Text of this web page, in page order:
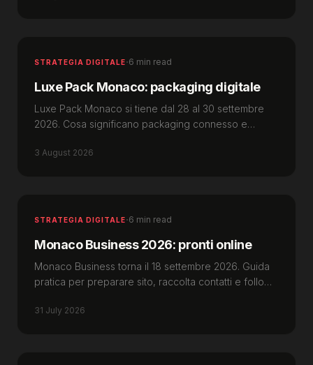
STRATEGIA DIGITALE·6 min read
Luxe Pack Monaco: packaging digitale
Luxe Pack Monaco si tiene dal 28 al 30 settembre
2026. Cosa significano packaging connesso e
3 August 2026
STRATEGIA DIGITALE·6 min read
Monaco Business 2026: pronti online
Monaco Business torna il 18 settembre 2026. Guida
pratica per preparare sito, raccolta contatti e follow-
31 July 2026